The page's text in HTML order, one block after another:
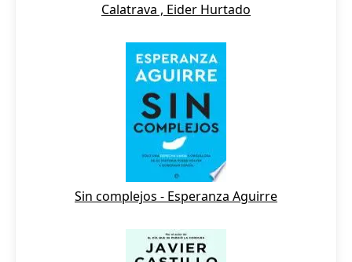
Calatrava , Eider Hurtado
Sin complejos - Esperanza Aguirre